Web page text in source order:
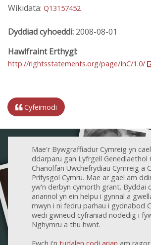
Wikidata: Q13157452
Dyddiad cyhoeddi: 2008-08-01
Hawlfraint Erthygl:
http://rightsstatements.org/page/InC/1.0/
Cyfeirnodi
Mae'r Bywgraffiadur Cymreig yn
ddarparu gan Lyfrgell Genedlaethol
Chanolfan Uwchefrydiau Cymreig a
Prifysgol Cymru. Mae ar gael am
yw'n derbyn cymorth grant. Byddai
ariannol yn ein helpu i gynnal a
mwyn i ni fedru parhau i gydnabod
wedi gwneud cyfraniad nodedig i
Nghymru a thu hwnt.